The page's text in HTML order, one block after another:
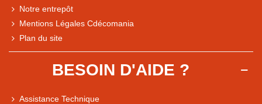
Notre entrepôt
Mentions Légales Cdécomania
Plan du site
BESOIN D'AIDE ?
Assistance Technique